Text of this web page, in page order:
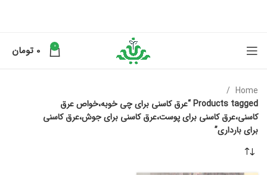
0
0 تومان
Home
Products tagged “عرق کاسنی برای چی خوبه،خواص عرق
کاسنی،عرق کاسنی برای پوست،عرق کاسنی برای جوش،عرق کاسنی
برای بارداری”